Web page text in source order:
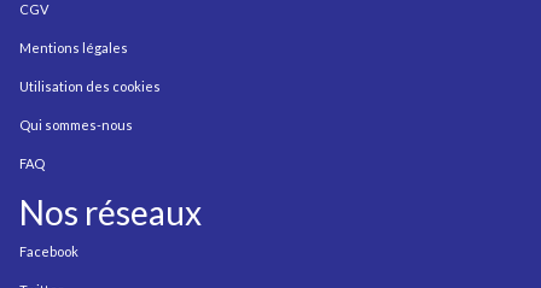
CGV
Mentions légales
Utilisation des cookies
Qui sommes-nous
FAQ
Nos réseaux
Facebook